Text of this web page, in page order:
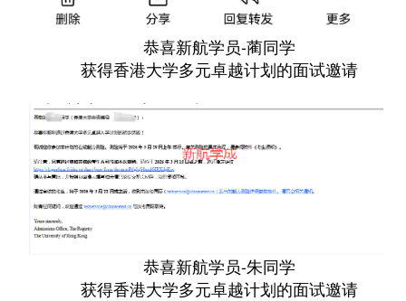
恭喜新航学员-蔺同学
获得香港大学多元卓越计划的面试邀请
恭喜新航学员-朱同学
获得香港大学多元卓越计划的面试邀请